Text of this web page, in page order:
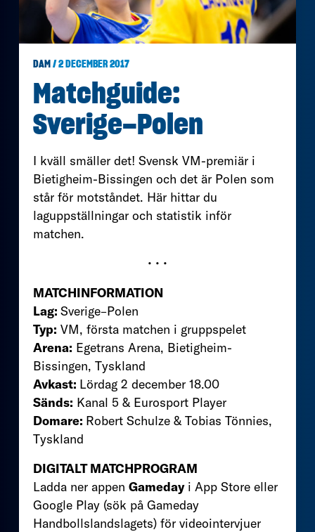
DAM / 2 DECEMBER 2017
Matchguide:
Sverige–Polen
I kväll smäller det! Svensk VM-premiär i
Bietigheim-Bissingen och det är Polen som
står för motståndet. Här hittar du
laguppställningar och statistik inför
matchen.
• • •
MATCHINFORMATION
Lag: Sverige–Polen
Typ: VM, första matchen i gruppspelet
Arena: Egetrans Arena, Bietigheim-
Bissingen, Tyskland
Avkast: Lördag 2 december 18.00
Sänds: Kanal 5 & Eurosport Player
Domare: Robert Schulze & Tobias Tönnies,
Tyskland
DIGITALT MATCHPROGRAM
Ladda ner appen Gamedayi App Store eller
Google Play (sök på Gameday
Handbollslandslagets) för videointervjuer